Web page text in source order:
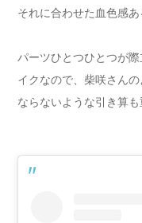
それに合わせた血色感あ
パーツひとつひとつが
イクなので、柴咲さん
ならないような引き算も